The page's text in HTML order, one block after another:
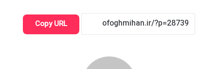
Copy URL